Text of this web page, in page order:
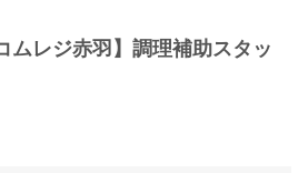
ムレジ赤羽】調理補助スタッ